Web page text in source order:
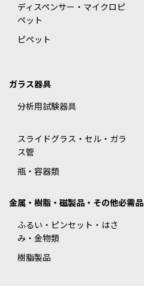
ディスペンサー・マイクロピ
ペット
ピペット
ガラス器具
分析用試験器具
スライドグラス・セル・ガラ
ス管
瓶・容器類
金属・樹脂・磁製品・その他必需品
ふるい・ピンセット・はさ
み・金物類
樹脂製品